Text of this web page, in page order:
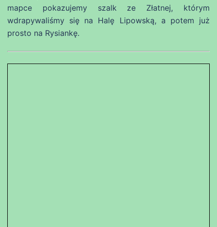
mapce pokazujemy szalk ze Złatnej, którym
wdrapywaliśmy się na Halę Lipowską, a potem już
prosto na Rysiankę.